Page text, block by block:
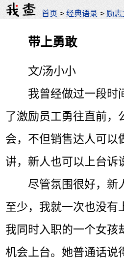
首页 >经典语录 > 励志
带上勇敢
文/汤小小
我曾经做过一段时
了激励员工勇往直前，
会，不但销售达人可以
讲，新人也可以上台诉
尽管氛围很好，新
至少，我就一次也没有
我同时入职的一个女孩
机会上台。她普通话说